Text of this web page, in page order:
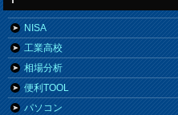
NISA
工業高校
相場分析
便利TOOL
パソコン